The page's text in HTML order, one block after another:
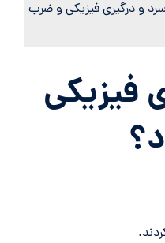
فیزیکی